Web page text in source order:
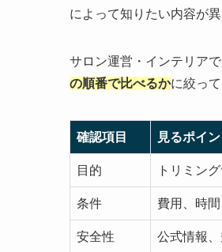
によって知りたい内容が
サロン運営・インテリア
の順番で比べるかに絞って
確認項目 見るポイン
目的 トリミン
条件 費用、時
安全性 公式情報